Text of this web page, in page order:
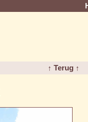
↑ Terug ↑